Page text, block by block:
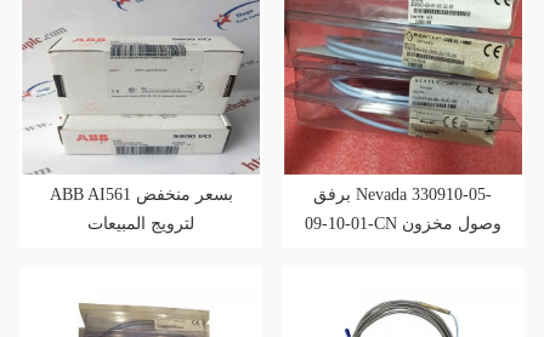
ABB AI561 بسعر منخفض
لترويج المبيعات
برفق Nevada 330910-05-
09-10-01-CN وصول مخزون